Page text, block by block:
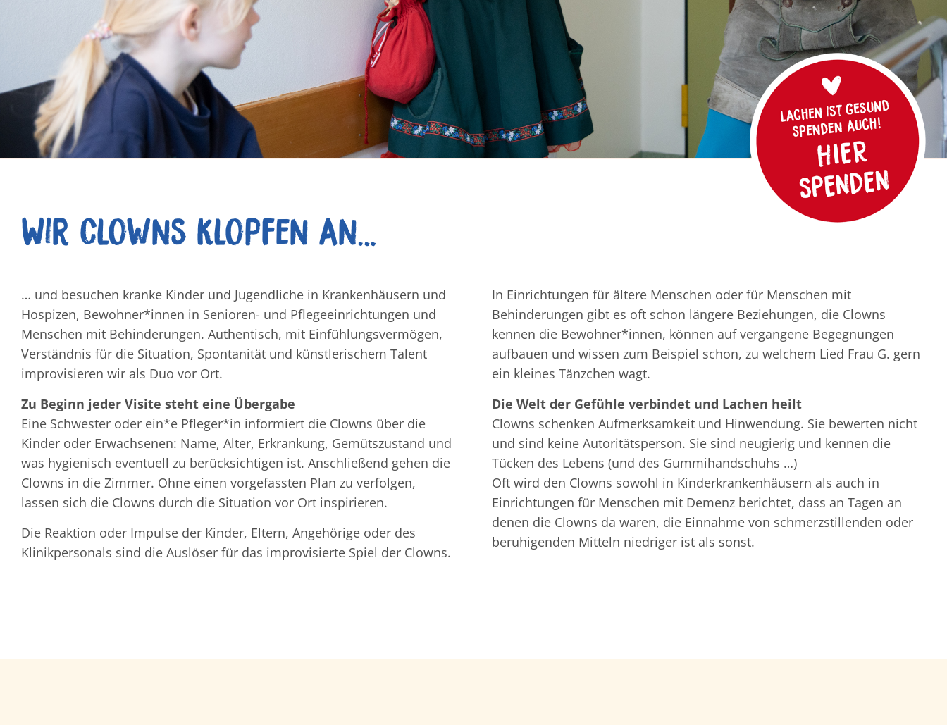
Wir Clowns klopfen an…
… und besuchen kranke Kinder und Jugendliche in Krankenhäusern und
Hospizen, Bewohner*innen in Senioren- und Pflegeeinrichtungen und
Menschen mit Behinderungen. Authentisch, mit Einfühlungsvermögen,
Verständnis für die Situation, Spontanität und künstlerischem Talent
improvisieren wir als Duo vor Ort.
Zu Beginn jeder Visite steht eine Übergabe
Eine Schwester oder ein*e Pfleger*in informiert die Clowns über die
Kinder oder Erwachsenen: Name, Alter, Erkrankung, Gemütszustand und
was hygienisch eventuell zu berücksichtigen ist. Anschließend gehen die
Clowns in die Zimmer. Ohne einen vorgefassten Plan zu verfolgen,
lassen sich die Clowns durch die Situation vor Ort inspirieren.
Die Reaktion oder Impulse der Kinder, Eltern, Angehörige oder des
Klinikpersonals sind die Auslöser für das improvisierte Spiel der Clowns.
In Einrichtungen für ältere Menschen oder für Menschen mit
Behinderungen gibt es oft schon längere Beziehungen, die Clowns
kennen die Bewohner*innen, können auf vergangene Begegnungen
aufbauen und wissen zum Beispiel schon, zu welchem Lied Frau G. gern
ein kleines Tänzchen wagt.
Die Welt der Gefühle verbindet und Lachen heilt
Clowns schenken Aufmerksamkeit und Hinwendung. Sie bewerten nicht
und sind keine Autoritätsperson. Sie sind neugierig und kennen die
Tücken des Lebens (und des Gummihandschuhs …)
Oft wird den Clowns sowohl in Kinderkrankenhäusern als auch in
Einrichtungen für Menschen mit Demenz berichtet, dass an Tagen an
denen die Clowns da waren, die Einnahme von schmerzstillenden oder
beruhigenden Mitteln niedriger ist als sonst.